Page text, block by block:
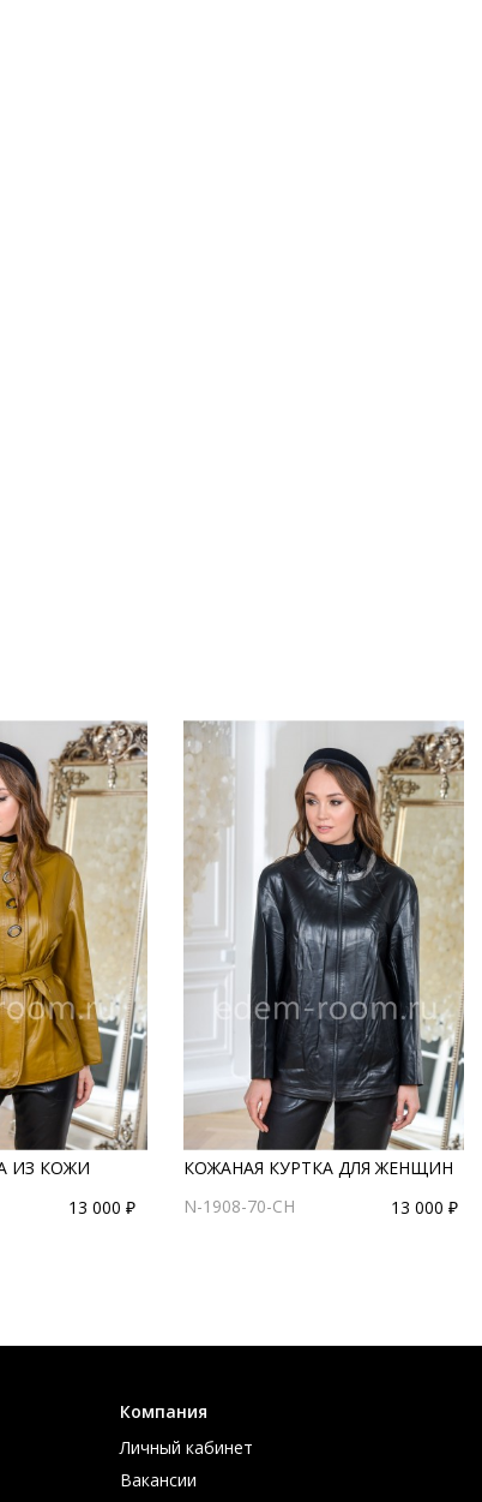
ИЗ КОЖИ
13 000 ₽
КОЖАНАЯ КУРТКА ДЛЯ ЖЕНЩИН
N-1908-70-CH
13 000 ₽
Компания
Личный кабинет
Вакансии